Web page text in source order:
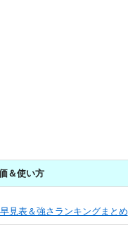
＆使い方
見表＆強さランキングまとめ